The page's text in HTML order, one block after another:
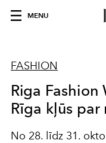
MENU
FASHION
Riga Fashion
Rīga kļūs
No 28. līdz 31.